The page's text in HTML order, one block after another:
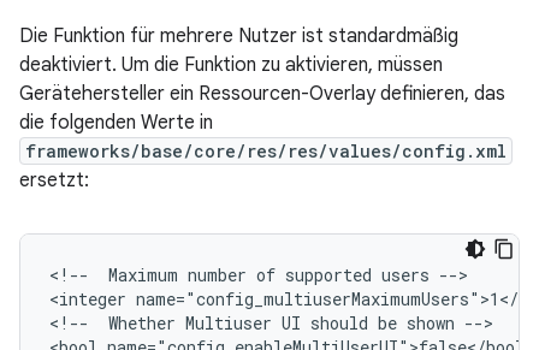
Die Funktion für mehrere Nutzer ist standardmäßig
deaktiviert. Um die Funktion zu aktivieren, müssen
Gerätehersteller ein Ressourcen-Overlay definieren, das
die folgenden Werte in
frameworks/base/core/res/res/values/config.xml
ersetzt:
<!--  Maximum number of supported users -->
<integer name="config_multiuserMaximumUsers">1</
<!--  Whether Multiuser UI should be shown -->